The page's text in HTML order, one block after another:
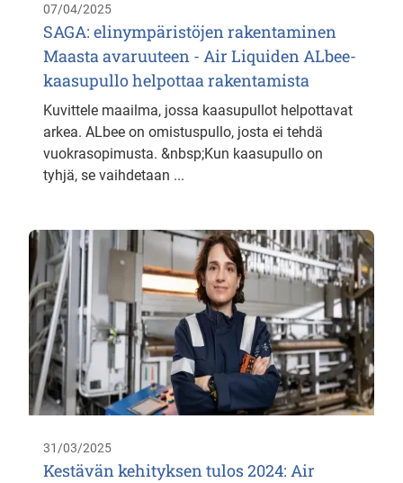
07/04/2025
SAGA: elinympäristöjen rakentaminen
Maasta avaruuteen - Air Liquiden ALbee-
kaasupullo helpottaa rakentamista
Kuvittele maailma, jossa kaasupullot helpottavat
arkea. ALbee on omistuspullo, josta ei tehdä
vuokrasopimusta. &nbsp;Kun kaasupullo on
tyhjä, se vaihdetaan ...
31/03/2025
Kestävän kehityksen tulos 2024: Air